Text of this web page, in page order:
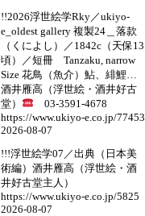
!!2026浮世絵学Rky／ukiyo-
e_oldest gallery 複製24＿落款
（くによし）／1842c（天保13
頃）／短冊 Tanzaku, narrow
Size 花鳥（魚介）鮎、緋鯉…
酒井雁高（浮世絵・酒井好古
堂）
03-3591-4678
https://www.ukiyo-e.co.jp/77453
2026-08-07
!!!浮世絵学07／出典（日本美
術編）酒井雁高（浮世絵・酒
井好古堂主人）
https://www.ukiyo-e.co.jp/5825
2026-08-07